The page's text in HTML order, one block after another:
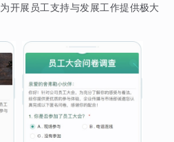
开展员工支持与发展工作提供极大